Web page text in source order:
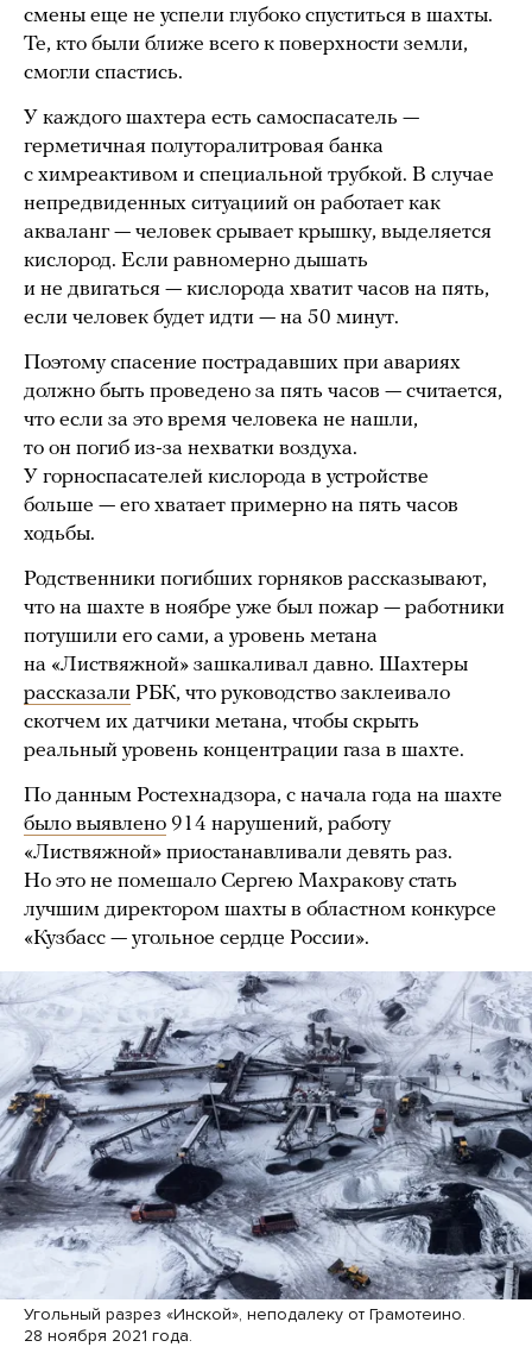
смены еще не успели глубоко спуститься в шахты.
Те, кто были ближе всего к поверхности земли,
смогли спастись.
У каждого шахтера есть самоспасатель —
герметичная полуторалитровая банка
с химреактивом и специальной трубкой. В случае
непредвиденных ситуациий он работает как
акваланг — человек срывает крышку, выделяется
кислород. Если равномерно дышать
и не двигаться — кислорода хватит часов на пять,
если человек будет идти — на 50 минут.
Поэтому спасение пострадавших при авариях
должно быть проведено за пять часов — считается,
что если за это время человека не нашли,
то он погиб из-за нехватки воздуха.
У горноспасателей кислорода в устройстве
больше — его хватает примерно на пять часов
ходьбы.
Родственники погибших горняков рассказывают,
что на шахте в ноябре уже был пожар — работники
потушили его сами, а уровень метана
на «Листвяжной» зашкаливал давно. Шахтеры
рассказали РБК, что руководство заклеивало
скотчем их датчики метана, чтобы скрыть
реальный уровень концентрации газа в шахте.
По данным Ростехнадзора, с начала года на шахте
было выявлено 914 нарушений, работу
«Листвяжной» приостанавливали девять раз.
Но это не помешало Сергею Махракову стать
лучшим директором шахты в областном конкурсе
«Кузбасс — угольное сердце России».
Угольный разрез «Инской», неподалеку от Грамотеино.
28 ноября 2021 года.